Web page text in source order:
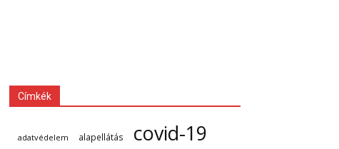
Címkék
adatvédelem alapellátás covid-19